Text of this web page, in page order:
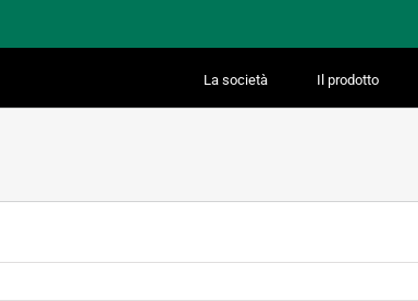
La società Il prodotto